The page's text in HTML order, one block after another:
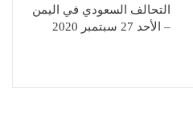
التحالف السعودي في اليمن
– الأحد 27 سبتمبر 2020